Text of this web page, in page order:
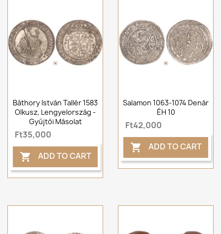
Báthory István Tallér 1583
Olkusz, Lengyelország -
Gyűjtői Másolat
Ft35,000
 ADD TO CART
Salamon 1063-1074 Denár
ÉH 10
Ft42,000
 ADD TO CART